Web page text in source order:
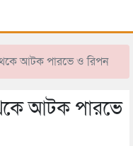
আটক পারভে ও রিপন
আটক পারভে